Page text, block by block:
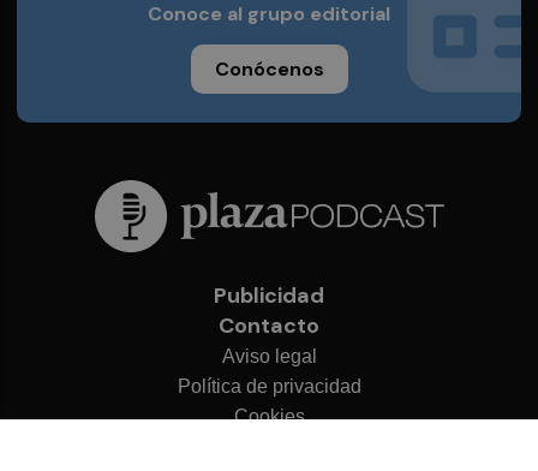
Conoce al grupo editorial
Conócenos
Publicidad
Contacto
Aviso legal
Política de privacidad
Cookies